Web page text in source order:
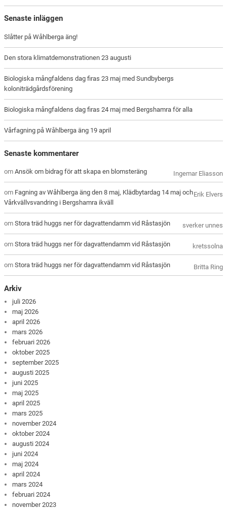
Senaste inläggen
Slåtter på Wåhlberga äng!
Den stora klimatdemonstrationen 23 augusti
Biologiska mångfaldens dag firas 23 maj med Sundbybergs
koloniträdgårdsförening
Biologiska mångfaldens dag firas 24 maj med Bergshamra för alla
Vårfagning på Wåhlberga äng 19 april
Senaste kommentarer
Ingemar Eliasson
omAnsök om bidrag för att skapa en blomsteräng
Erik Elvers
om Fagning av Wåhlberga äng den 8 maj, Klädbytardag 14 maj och
Vårkvällvsvandring i Bergshamra ikväll
sverker unnes
omStora träd huggs ner för dagvattendamm vid Råstasjön
kretssolna
omStora träd huggs ner för dagvattendamm vid Råstasjön
Britta Ring
omStora träd huggs ner för dagvattendamm vid Råstasjön
Arkiv
juli 2026
maj 2026
april 2026
mars 2026
februari 2026
oktober 2025
september 2025
augusti 2025
juni 2025
maj 2025
april 2025
mars 2025
november 2024
oktober 2024
augusti 2024
juni 2024
maj 2024
april 2024
mars 2024
februari 2024
november 2023